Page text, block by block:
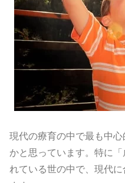
現代の療育の中で最も中
かと思っています。特に
れている世の中で、現代